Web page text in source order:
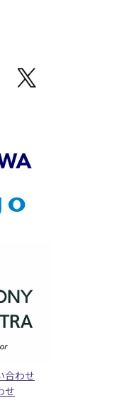
合わせ
せ